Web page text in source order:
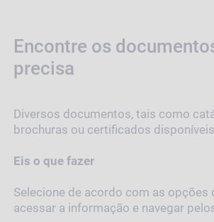
Encontre os
precisa
Diversos documentos, tais como
brochuras ou certificados disponíveis
Eis o que fazer
Selecione de acordo com as opções
acessar a informação e navegar